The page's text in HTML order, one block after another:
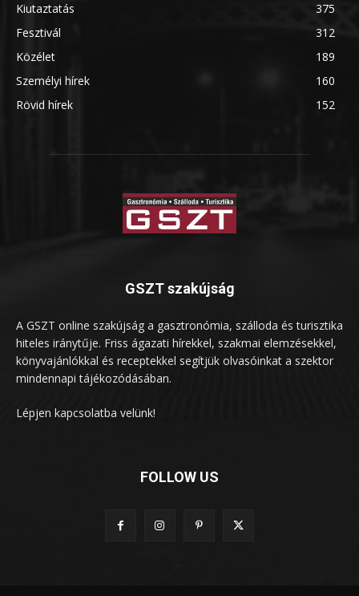
Kiutaztatás
375
Fesztivál
312
Közélet
189
Személyi hírek
160
Rövid hírek
152
GSZT szakújság
A GSZT online szakújság a gasztronómia, szálloda és turisztika
hiteles iránytűje. Friss ágazati hírekkel, szakmai elemzésekkel,
könyvajánlókkal és receptekkel segítjük olvasóinkat a szektor
mindennapi tájékozódásában.
Lépjen kapcsolatba velünk!
FOLLOW US